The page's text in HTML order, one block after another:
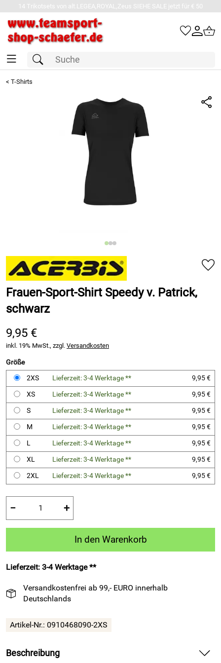
14 Trikotsets von alt.LEGEA,ROYAL,Zeus SIEHE SALE jetzt für € 50
< T-Shirts
Frauen-Sport-Shirt Speedy v. Patrick,
schwarz
9,95 €
inkl. 19% MwSt., zzgl. Versandkosten
Größe
2XS
Lieferzeit: 3-4 Werktage **
9,95 €
XS
Lieferzeit: 3-4 Werktage **
9,95 €
S
Lieferzeit: 3-4 Werktage **
9,95 €
M
Lieferzeit: 3-4 Werktage **
9,95 €
L
Lieferzeit: 3-4 Werktage **
9,95 €
XL
Lieferzeit: 3-4 Werktage **
9,95 €
2XL
Lieferzeit: 3-4 Werktage ** 9,95 €
− +
In den Warenkorb
Lieferzeit: 3-4 Werktage **
Versandkostenfrei ab 99,- EURO innerhalb
Deutschlands
Artikel-Nr.: 0910468090-2XS
Beschreibung